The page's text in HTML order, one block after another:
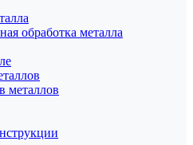
обработка металла
металлов